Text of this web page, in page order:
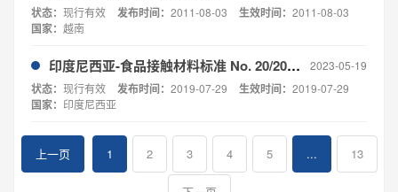
状态： 现行有效 发布时间： 2011-08-03 生效时间： 2011-08-03
国家： 越南
印度尼西亚-食品接触材料标准 No. 20/2019（REGULATION OF THE NATIONAL AGENCY OF DRUG AND FOOD CONTROL NUMBER 20, YEAR 2019 ON FOOD PACKAGING ） 2023-05-19
状态： 现行有效 发布时间： 2019-07-29 生效时间： 2019-07-29
国家： 印度尼西亚
上一页 1 2 3 4 5 ... 13